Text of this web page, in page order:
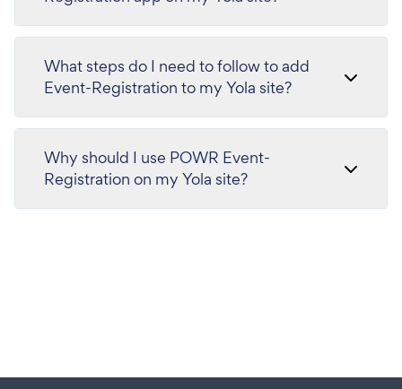
What steps do I need to follow to add
Event-Registration to my Yola site?
Why should I use POWR Event-
Registration on my Yola site?